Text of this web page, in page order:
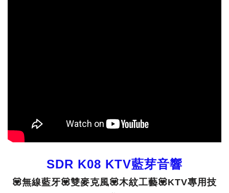
SDR K08 KTV藍芽音響
💟無線藍牙💟雙麥克風💟木紋工藝💟KTV專用技